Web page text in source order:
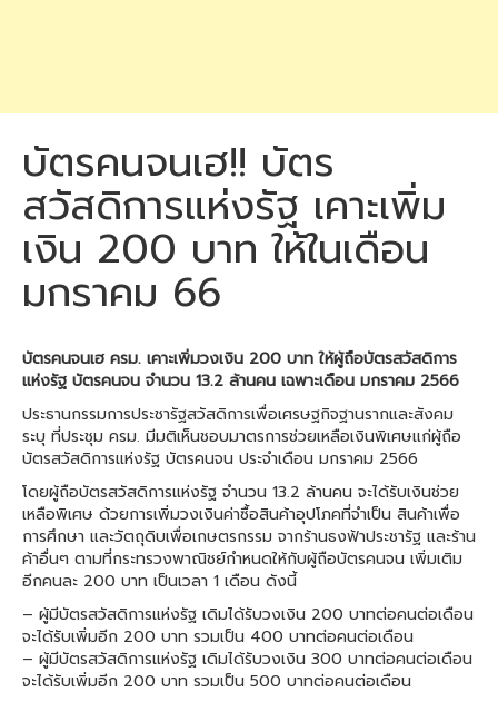
บัตรคนจนเฮ!! บัตร
สวัสดิการแห่งรัฐ เคาะเพิ่ม
เงิน 200 บาท ให้ในเดือน
มกราคม 66
บัตรคนจนเฮ ครม. เคาะเพิ่มวงเงิน 200 บาท ให้ผู้ถือบัตรสวัสดิการ
แห่งรัฐ บัตรคนจน จำนวน 13.2 ล้านคน เฉพาะเดือน มกราคม 2566
ประธานกรรมการประชารัฐสวัสดิการเพื่อเศรษฐกิจฐานรากและสังคม
ระบุ ที่ประชุม ครม. มีมติเห็นชอบมาตรการช่วยเหลือเงินพิเศษแก่ผู้ถือ
บัตรสวัสดิการแห่งรัฐ บัตรคนจน ประจำเดือน มกราคม 2566
โดยผู้ถือบัตรสวัสดิการแห่งรัฐ จำนวน 13.2 ล้านคน จะได้รับเงินช่วย
เหลือพิเศษ ด้วยการเพิ่มวงเงินค่าซื้อสินค้าอุปโภคที่จำเป็น สินค้าเพื่อ
การศึกษา และวัตถุดิบเพื่อเกษตรกรรม จากร้านธงฟ้าประชารัฐ และร้าน
ค้าอื่นๆ ตามที่กระทรวงพาณิชย์กำหนดให้กับผู้ถือบัตรคนจน เพิ่มเติม
อีกคนละ 200 บาท เป็นเวลา 1 เดือน ดังนี้
– ผู้มีบัตรสวัสดิการแห่งรัฐ เดิมได้รับวงเงิน 200 บาทต่อคนต่อเดือน
จะได้รับเพิ่มอีก 200 บาท รวมเป็น 400 บาทต่อคนต่อเดือน
– ผู้มีบัตรสวัสดิการแห่งรัฐ เดิมได้รับวงเงิน 300 บาทต่อคนต่อเดือน
จะได้รับเพิ่มอีก 200 บาท รวมเป็น 500 บาทต่อคนต่อเดือน